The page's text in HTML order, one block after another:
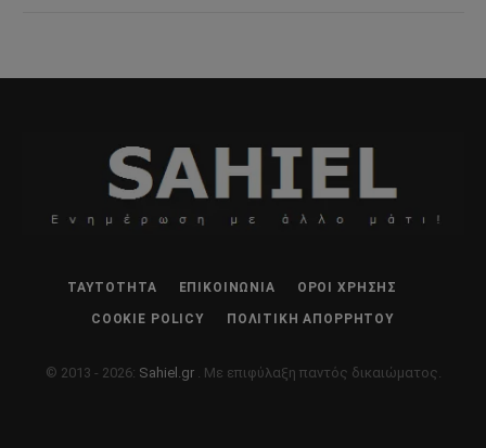
ΤΑΥΤΌΤΗΤΑ ΕΠΙΚΟΙΝΩΝΊΑ ΌΡΟΙ ΧΡΉΣΗΣ
COOKIE POLICY ΠΟΛΙΤΙΚΉ ΑΠΟΡΡΉΤΟΥ
© 2013 - 2026: Sahiel.gr . Με επιφύλαξη παντός δικαιώματος.